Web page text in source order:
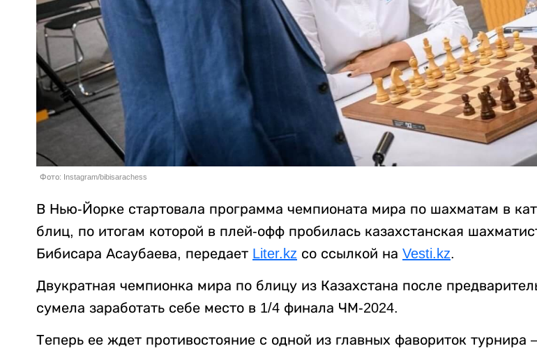
Фото: Instagram/bibisarachess
В Нью-Йорке стартовала программа чемпионата мира по шахматам в
блиц, по итогам которой в плей-офф пробилась казахстанская
Бибисара Асаубаева, передает Liter.kz со ссылкой на Vesti.kz.
Двукратная чемпионка мира по блицу из Казахстана после
сумела заработать себе место в 1/4 финала ЧМ-2024.
Теперь ее ждет противостояние с одной из главных фавориток турнира